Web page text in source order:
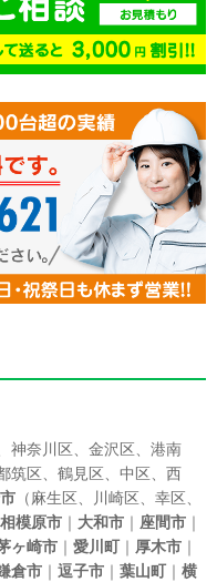
神奈川区 金沢区
港南
筑区 鶴見区 中区
西
（麻生区 川崎区 幸区
相模原市 ｜ 大和市 ｜ 座間市 ｜
ヶ崎市 ｜ 愛川町｜ 厚木市 ｜
倉市 ｜ 逗子市 ｜ 葉山町｜ 横